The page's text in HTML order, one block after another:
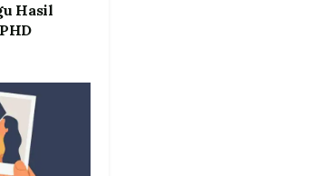
Hasil